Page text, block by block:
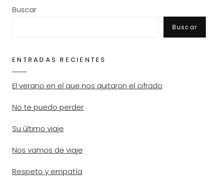
El
Buscar
Buscar
ENTRADAS RECIENTES
El verano en el que nos quitaron el cifrado
No te puedo perder
Su último viaje
Nos vamos de viaje
Respeto y empatía